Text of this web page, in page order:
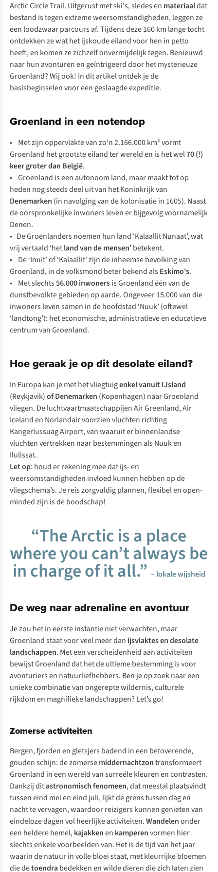
Arctic Circle Trail. Uitgerust met ski's, sledes en materiaaldat
bestand is tegen extreme weersomstandigheden, leggen ze
een loodzwaar parcours af. Tijdens deze 160 km lange tocht
ontdekken ze wat het ijskoude eiland voor hen in petto
heeft, en komen ze zichzelf onvermijdelijk tegen. Benieuwd
naar hun avonturen en geïntrigeerd door het mysterieuze
Groenland? Wij ook! In dit artikel ontdek je de
basisbeginselen voor een geslaagde expeditie.
Groenland in een notendop
• Met zijn oppervlakte van zo’n 2.166.000 km² vormt
Groenland het grootste eiland ter wereld en is het wel70 (!)
keer groter dan België.
• Groenland is een autonoom land, maar maakt tot op
heden nog steeds deel uit van het Koninkrijk van
Denemarken (in navolging van de kolonisatie in 1605). Naast
de oorspronkelijke inwoners leven er bijgevolg voornamelijk
Denen.
• De Groenlanders noemen hun land ‘Kalaallit Nunaat’, wat
vrij vertaald ‘hetland van de mensen’ betekent.
• De ‘Inuit’ of ‘Kalaallit’ zijn de inheemse bevolking van
Groenland, in de volksmond beter bekend als Eskimo’s.
• Met slechts56.000 inwonersis Groenland één van de
dunstbevolkte gebieden op aarde. Ongeveer 15.000 van die
inwoners leven samen in de hoofdstad ‘Nuuk’ (oftewel
‘landtong’): het economische, administratieve en educatieve
centrum van Groenland.
Hoe geraak je op dit desolate eiland?
In Europa kan je met het vliegtuigenkel vanuit IJsland
(Reykjavik)of Denemarken (Kopenhagen) naar Groenland
vliegen. De luchtvaartmaatschappijen Air Greenland, Air
Iceland en Norlandair voorzien vluchten richting
Kangerlussuag Airport, van waaruit er binnenlandse
vluchten vertrekken naar bestemmingen als Nuuk en
Ilulissat.
Let op: houd er rekening mee dat ijs- en
weersomstandigheden invloed kunnen hebben op de
vliegschema’s. Je reis zorgvuldig plannen, flexibel en open-
minded zijn is de boodschap!
“The Arctic is a place
where you can’t always be
in charge of it all.” – lokale wijsheid
De weg naar adrenaline en avontuur
Je zou het in eerste instantie niet verwachten, maar
Groenland staat voor veel meer dan ijsvlaktesen desolate
landschappen. Met een verscheidenheid aan activiteiten
bewijst Groenland dat het de ultieme bestemming is voor
avonturiers en natuurliefhebbers. Ben je op zoek naar een
unieke combinatie van ongerepte wildernis, culturele
rijkdom en magnifieke landschappen? Let’s go!
Zomerse activiteiten
Bergen, fjorden en gletsjers badend in een betoverende,
gouden schijn: de zomersemiddernachtzontransformeert
Groenland in een wereld van surreële kleuren en contrasten.
Dankzij ditastronomisch fenomeen, dat meestal plaatsvindt
tussen eind mei en eind juli, lijkt de grens tussen dag en
nacht te vervagen, waardoor reizigers kunnen genieten van
eindeloze dagen vol heerlijke activiteiten.Wandelenonder
een heldere hemel,kajakkenen kamperenvormen hier
slechts enkele voorbeelden van. Het is de tijd van het jaar
waarin de natuur in volle bloei staat, met kleurrijke bloemen
die detoendrabedekken en wilde dieren die zich laten zien